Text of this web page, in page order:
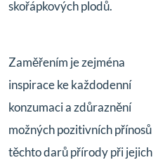
skořápkových plodů.
Zaměřením je zejména
inspirace ke každodenní
konzumaci a zdůraznění
možných pozitivních přínosů
těchto darů přírody při jejich